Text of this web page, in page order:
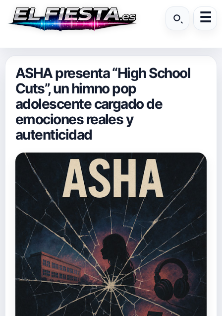
ASHA presenta “High School
Cuts”, un himno pop
adolescente cargado de
emociones reales y
autenticidad